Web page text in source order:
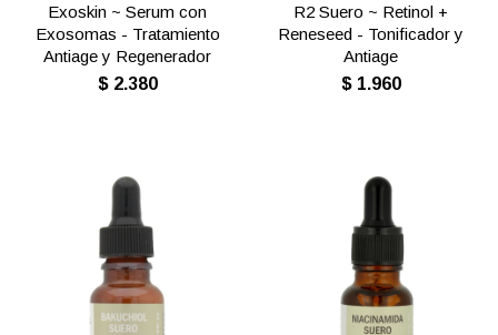
Exoskin ~ Serum con
Exosomas - Tratamiento
Antiage y Regenerador
$ 2.380
R2 Suero ~ Retinol +
Reneseed - Tonificador y
Antiage
$ 1.960